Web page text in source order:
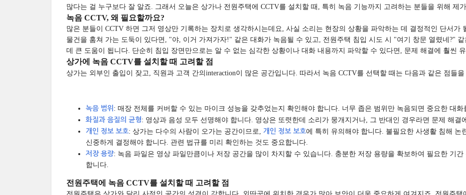
많다는 걸 누구보다 잘 알죠. 그래서 오늘은 상가나 전원주택에 CCTV를 설치할 때, 특히 녹음 기능까지 고려하는 분들을 위해 제
녹음 CCTV, 왜 필요할까요?
많은 분들이 CCTV 하면 그저 영상만 기록하는 장치로 생각하시는데요, 사실 소리는 현장의 상황을 파악하는 데 결정적인 단서가
물건을 훔쳐 가는 도둑이 있다면, "야, 이거 가져가자!" 같은 대화가 녹음될 수 있고, 전원주택 침입 시도 시 "여기 창문 열렸네?"
데 큰 도움이 됩니다. 단순히 침입 장면만으로는 알 수 없는 심각한 상황이나 대화 내용까지 파악할 수 있다면, 문제 해결에 훨씬
상가에 녹음 CCTV를 설치할 때 고려할 점
상가는 외부인 출입이 잦고, 직원과 고객 간의interaction이 많은 공간입니다. 따라서 녹음 CCTV를 선택할 때는 다음과 같은 점들을
녹음 범위 : 매장 전체를 커버할 수 있는 마이크 성능을 갖추었는지 확인해야 합니다. 너무 좁은 범위만 녹음되면 중요한 대화
화질과 음질의 균형: 영상과 음성 모두 선명해야 합니다. 영상은 또렷한데 소리가 뭉개지거나, 그 반대인 경우라면 문제 해결
개인 정보 보호: 상가는 다수의 사람이 오가는 공간이므로, 개인 정보 보호에 특히 유의해야 합니다. 불필요한 사생활 침해 논
신중하게 결정해야 합니다. 관련 법규를 미리 확인하는 것도 중요합니다.
저장 용량: 녹음 파일은 영상 파일만큼이나 저장 공간을 많이 차지할 수 있습니다. 충분한 저장 용량을 확보하여 필요한 기
합니다.
전원주택에 녹음 CCTV를 설치할 때 고려할 점